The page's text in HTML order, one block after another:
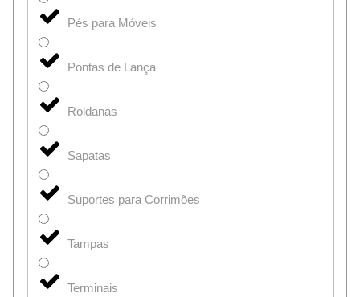
Pés para Móveis
Pontas de Lança
Roldanas
Sapatas
Suportes para Corrimões
Tampas
Terminais